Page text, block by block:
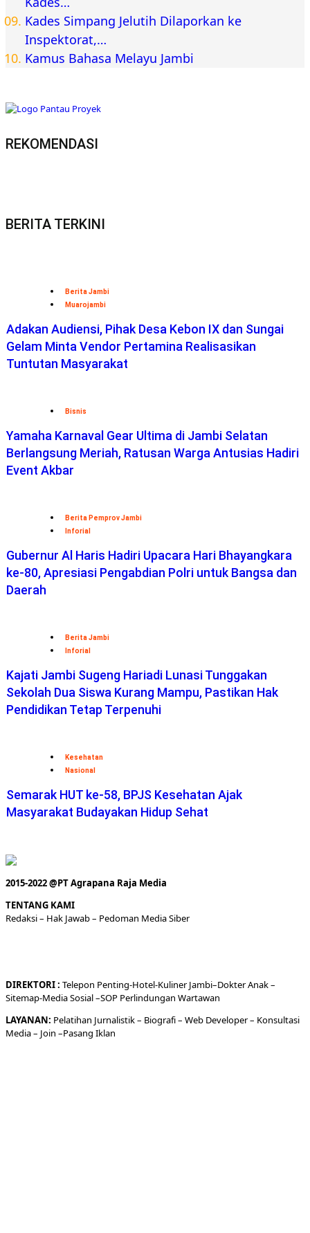
Kades Simpang Jelutih Dilaporkan ke
Inspektorat,…
Kamus Bahasa Melayu Jambi
REKOMENDASI
BERITA TERKINI
Berita Jambi
Muarojambi
Adakan Audiensi, Pihak Desa Kebon IX dan Sungai
Gelam Minta Vendor Pertamina Realisasikan
Tuntutan Masyarakat
Bisnis
Yamaha Karnaval Gear Ultima di Jambi Selatan
Berlangsung Meriah, Ratusan Warga Antusias Hadiri
Event Akbar
Berita Pemprov Jambi
Inforial
Gubernur Al Haris Hadiri Upacara Hari Bhayangkara
ke-80, Apresiasi Pengabdian Polri untuk Bangsa dan
Daerah
Berita Jambi
Inforial
Kajati Jambi Sugeng Hariadi Lunasi Tunggakan
Sekolah Dua Siswa Kurang Mampu, Pastikan Hak
Pendidikan Tetap Terpenuhi
Kesehatan
Nasional
Semarak HUT ke-58, BPJS Kesehatan Ajak
Masyarakat Budayakan Hidup Sehat
2015-2022 @PT Agrapana Raja Media
TENTANG KAMI
Redaksi– Hak Jawab – Pedoman Media Siber
DIREKTORI: Telepon Penting-Hotel-KulinerJambi–DokterAnak –
Sitemap-Media Sosial –SOP Perlindungan Wartawan
LAYANAN: Pelatihan Jurnalistik – Biografi– Web Developer– Konsultasi
Media– Join –Pasang Iklan